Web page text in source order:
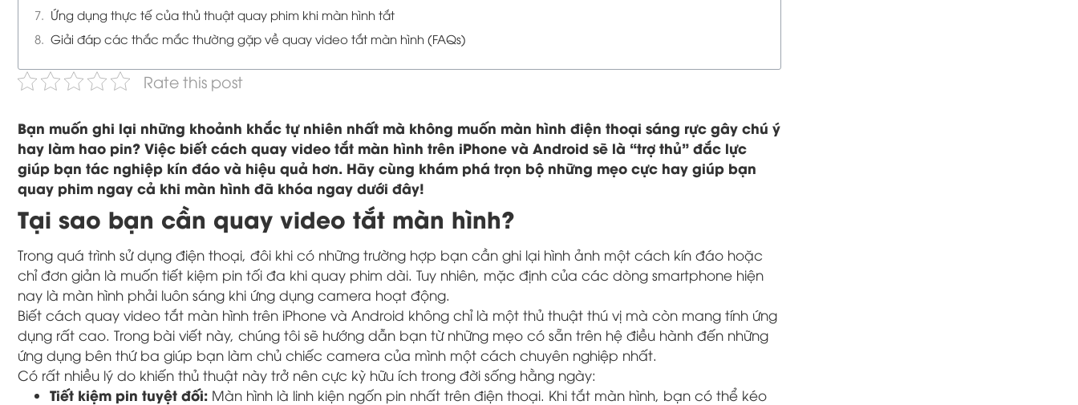
Ứng dụng thực tế của thủ thuật quay phim khi màn hình tắt
Giải đáp các thắc mắc thường gặp về quay video tắt màn hình (FAQs)
Rate this post
Bạn muốn ghi lại những khoảnh khắc tự nhiên nhất mà không muốn màn hình điện thoại sáng rực gây chú ý
hay làm hao pin? Việc biết cách quay video tắt màn hình trên iPhone và Android sẽ là “trợ thủ” đắc lực
giúp bạn tác nghiệp kín đáo và hiệu quả hơn. Hãy cùng khám phá trọn bộ những mẹo cực hay giúp bạn
quay phim ngay cả khi màn hình đã khóa ngay dưới đây!
Tại sao bạn cần quay video tắt màn hình?
Trong quá trình sử dụng điện thoại, đôi khi có những trường hợp bạn cần ghi lại hình ảnh một cách kín đáo hoặc
chỉ đơn giản là muốn tiết kiệm pin tối đa khi quay phim dài. Tuy nhiên, mặc định của các dòng smartphone hiện
nay là màn hình phải luôn sáng khi ứng dụng camera hoạt động.
Biết cách quay video tắt màn hình trên iPhone và Android không chỉ là một thủ thuật thú vị mà còn mang tính ứng
dụng rất cao. Trong bài viết này, chúng tôi sẽ hướng dẫn bạn từ những mẹo có sẵn trên hệ điều hành đến những
ứng dụng bên thứ ba giúp bạn làm chủ chiếc camera của mình một cách chuyên nghiệp nhất.
Có rất nhiều lý do khiến thủ thuật này trở nên cực kỳ hữu ích trong đời sống hằng ngày:
Tiết kiệm pin tuyệt đối: Màn hình là linh kiện ngốn pin nhất trên điện thoại. Khi tắt màn hình, bạn có thể kéo